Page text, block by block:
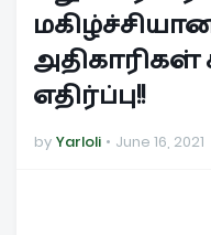
அதிகாரிகள்
எதிர்ப்பு!!
by Yarloli June 16, 2021